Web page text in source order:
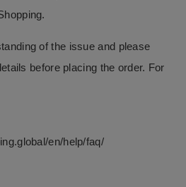
of the issue and please
before placing the order. For
en/help/faq/